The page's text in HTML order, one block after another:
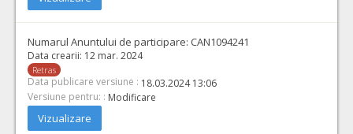
Numarul Anuntului de participare: CAN1094241
Data crearii: 12 mar. 2024
Retras
Data publicare versiune : 18.03.2024 13:06
Versiune pentru: : Modificare
Vizualizare